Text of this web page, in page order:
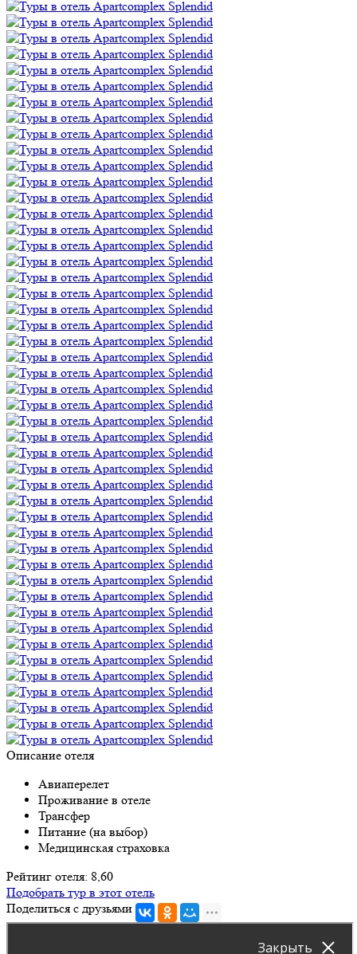
Описание отеля
Авиаперелет
Проживание в отеле
Трансфер
Питание (на выбор)
Медицинская страховка
Рейтинг отеля: 8,60
Подобрать тур в этот отель
Поделиться с друзьями